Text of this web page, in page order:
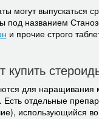
могут выпускаться
под названием
и прочие строго
купить
для наращивания
отдельные
использующийся